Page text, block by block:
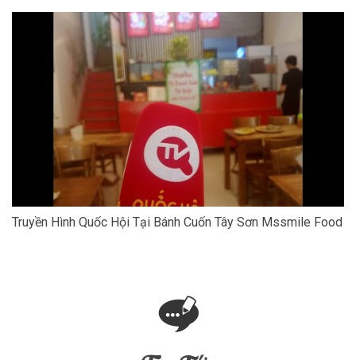
Truyền Hình Quốc Hội Tại Bánh Cuốn Tây Sơn Mssmile Food